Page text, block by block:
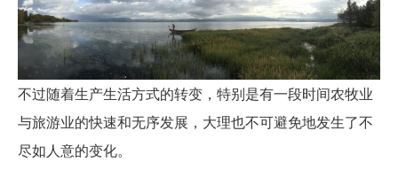
不过随着生产生活方式的转变，特别是有一段时间农牧业
与旅游业的快速和无序发展，大理也不可避免地发生了不
尽如人意的变化。